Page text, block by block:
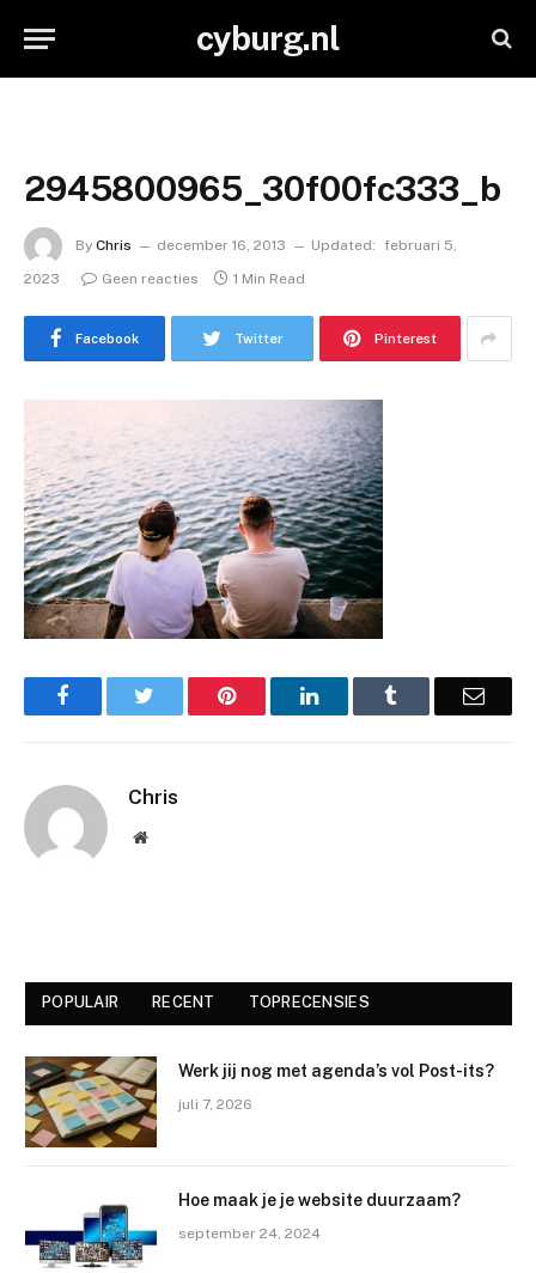
cyburg.nl
2945800965_30f00fc333_b
By Chris december 16, 2013 Updated: februari 5,
2023
Geen reacties 1 Min Read
Facebook Twitter Pinterest
Facebook Pinterest LinkedIn Email
Chris
Website
POPULAIR RECENT TOPRECENSIES
Werk jij nog met agenda’s vol Post-its?
juli 7, 2026
Hoe maak je je website duurzaam?
september 24, 2024